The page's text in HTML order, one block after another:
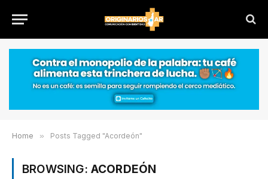
Home » Posts Tagged "Acordeón"
BROWSING: ACORDEÓN